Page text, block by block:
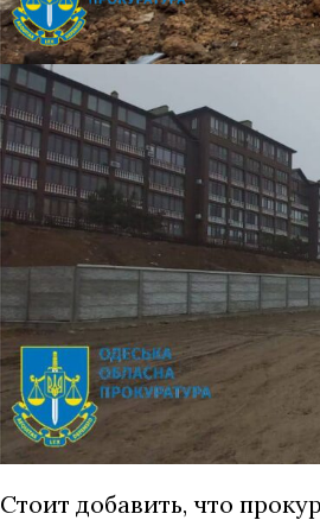
Стоит добавить, что